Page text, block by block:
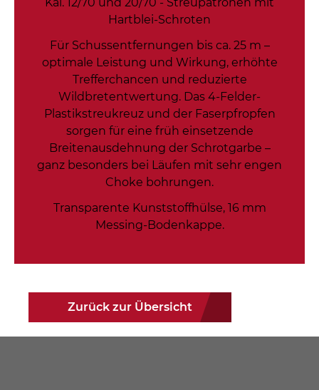
Hartblei-Schroten
Für Schussentfernungen bis ca. 25 m –
optimale Leistung und Wirkung, erhöhte
Trefferchancen und reduzierte
Wildbretentwertung. Das 4-Felder-
Plastikstreukreuz und der Faserpfropfen
sorgen für eine früh einsetzende
Breitenausdehnung der Schrotgarbe –
ganz besonders bei Läufen mit sehr engen
Choke bohrungen.
Transparente Kunststoffhülse, 16 mm
Messing-Bodenkappe.
Zurück zur Übersicht